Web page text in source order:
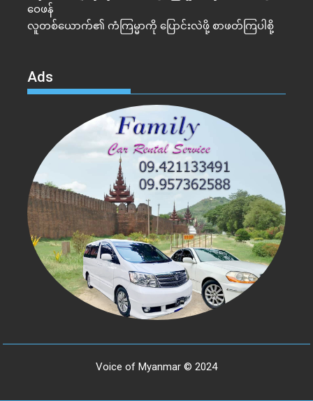
ဝေဖန်
လူတစ်ယောက်၏ ကံကြမ္မာကို ပြောင်းလဲဖို့ စာဖတ်ကြပါစို့
Ads
Voice of Myanmar © 2024